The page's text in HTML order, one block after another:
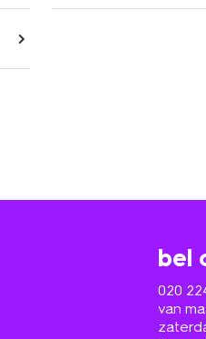
bel
020
van